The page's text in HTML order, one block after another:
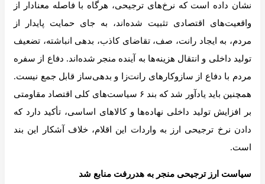
نشان داده است که نرخ‌های ترجیحی، هرگاه با فاصله معنادار از
واقعیت‌های اقتصادی تثبیت شده‌اند، به جای حمایت پایدار از
مردم، به ایجاد رانت، صف، تقاضای کاذب، بدهی انباشته، تضعیف
تولید داخلی و انتقال هزینه‌ها به آینده منجر شده‌اند. دفاع از سفره
مردم با دفاع از سازوکارهای رانت‌زا و بدهی‌ساز قابل جمع نیست.
همچنین باید یادآور شد که بند ۶ سیاست‌های کلی اقتصاد مقاومتی
بر افزایش تولید داخلی نهاده‌ها و کالاهای اساسی، تأکید دارد که
دادن نرخ ترجیحی ارز به واردات این اقلام، خلاف آشکار این بند
است.
سیاست ارز ترجیحی منجر به هدررفت منابع شد